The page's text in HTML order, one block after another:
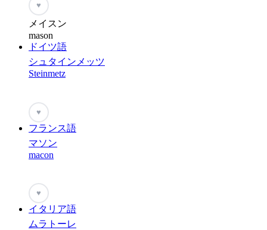
♥
メイスン
mason
ドイツ語
シュタインメッツ
Steinmetz
♥
フランス語
マソン
macon
♥
イタリア語
ムラトーレ